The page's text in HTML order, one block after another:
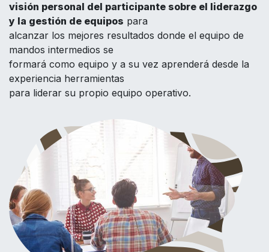
visión personal del participante sobre el liderazgo
y la gestión de equipos para
alcanzar los mejores resultados donde el equipo de
mandos intermedios se
formará como equipo y a su vez aprenderá desde la
experiencia herramientas
para liderar su propio equipo operativo.